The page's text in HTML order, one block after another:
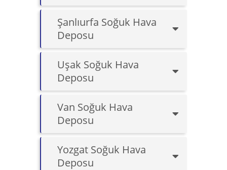
Şanlıurfa Soğuk Hava
Deposu
Uşak Soğuk Hava
Deposu
Van Soğuk Hava
Deposu
Yozgat Soğuk Hava
Deposu